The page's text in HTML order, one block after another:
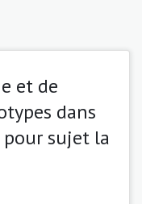
et de
dans
sujet la